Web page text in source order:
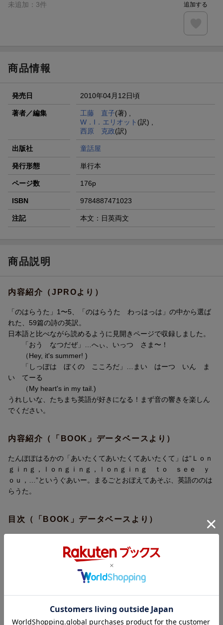
楽天モバイル紹介キャンペーンの拡散で300円OFFクーポン
条件達成で楽天限定・宝塚歌劇 宙組貸切公演ペアチケット
未追加： 3件 追加する
商品情報
発売日 2010年04月12日頃
著者／編集 工藤 直子(著) ,
W．I．エリオット (訳) ,
西原 克政(訳)
出版社 童話屋
発行形態 単行本
ページ数 176p
ISBN 9784887471023
注記 本文：日英両文
商品説明
内容紹介（JPROより）
「のはらうた」1〜5、「のはらうた わっはっは」の中から選ば
れた、59篇の詩の英訳。
日本語と比べながら読めるように見開きページで収録しました。
「おう なつだぜ」…へぃ、いっつ さま〜！
（Hey, it's summer! )
「しっぽは ぼくの こころだ」…まい はーつ いん ま
い てーる
（My heart's in my tail.)
うれしいな、たちまち英語が好きになる！まず音の響きを楽しん
でください。
内容紹介（「BOOK」データベースより）
たんぽぽはるかの「あいたくてあいたくてあいたくて」は“Ｌｏｎ
ｇｉｎｇ，ｌｏｎｇｉｎｇ，ｌｏｎｇｉｎｇ ｔｏ ｓｅｅ ｙ
ｏｕ，…”というぐあいー。まるごとおぼえてあそぶ、英語ののは
らうた。
目次（「BOOK」データベースより）
けやきだいさく／あいさつーへびいちのすけ／ひだまりーとかげ
りょういち／こころーこいぬけんきち／おれはかまきりーかまき
りりゅうじ／よるのもりーふくろうげんぞう／ひるねのゆめーこ
ねこまりこ／うみへーおがわはやと〔ほか〕
著者情報（「BOOK」データベースより）